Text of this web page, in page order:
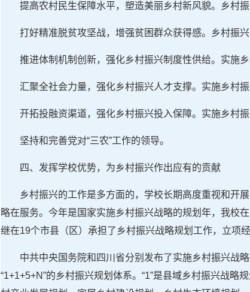
提高农村民生保障水平，塑造美丽乡村新风貌。乡村振
打好精准脱贫攻坚战，增强贫困群众获得感。乡村振兴
推进体制机制创新，强化乡村振兴制度性供给。实施
汇聚全社会力量，强化乡村振兴人才支撑。实施乡村
开拓投融资渠道，强化乡村振兴投入保障。实施乡村
坚持和完善党对“三农”工作的领导。
四、发挥学校优势，为乡村振兴作出应有的贡献
乡村振兴的工作是多方面的，学校长期高度重视和开
略在服务。今年是国家实施乡村振兴战略的规划年，我校
继在19个市县（区）承担了乡村振兴战略规划工作，立项经
中共中央国务院和四川省分别发布了实施乡村振兴战
“1+1+5+N”的乡村振兴规划体系。“1”是县域乡村振兴战略